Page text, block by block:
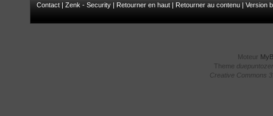
Contact | Zenk - Security | Retourner en haut | Retourner au contenu | Version
Moteur
Theme
Creative Commons